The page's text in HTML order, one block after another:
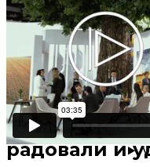
В избранное
Смотреть позже
Стенды
страны на
радовали и